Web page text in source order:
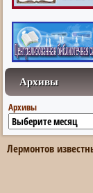
Архивы
Архивы
Лермонтов